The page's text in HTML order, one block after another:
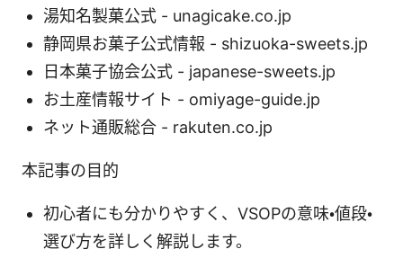
湯知名製菓公式 - unagicake.co.jp
静岡県お菓子公式情報 - shizuoka-sweets.jp
日本菓子協会公式 - japanese-sweets.jp
お土産情報サイト - omiyage-guide.jp
ネット通販総合 - rakuten.co.jp
本記事の目的
初心者にも分かりやすく、VSOPの意味・値段・
選び方を詳しく解説します。